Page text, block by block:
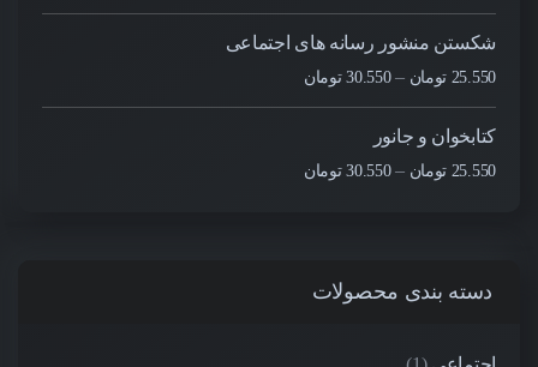
شکستن منشور رسانه های اجتماعی
25.550 تومان –
30.550 تومان
کتابخوان و جانور
25.550 تومان –
30.550 تومان
دسته بندی محصولات